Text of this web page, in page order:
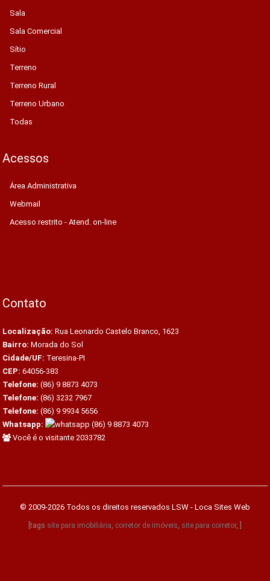
Sala
Sala Comercial
Sítio
Terreno
Terreno Rural
Terreno Urbano
Todas
Acessos
Área Administrativa
Webmail
Acesso restrito - Atend. on-line
Contato
Localização: Rua Leonardo Castelo Branco, 1623
Bairro: Morada do Sol
Cidade/UF: Teresina-PI
CEP: 64056-383
Telefone: (86) 9 8873 4073
Telefone: (86) 3232 7967
Telefone: (86) 9 9934 5656
Whatsapp:
(86) 9 8873 4073
Você é o visitante 2033782
© 2009-2026 Todos os direitos reservados LSW - Loca Sites Web
[tags site para imobiliária, corretor de imóveis, site para corretor, ]